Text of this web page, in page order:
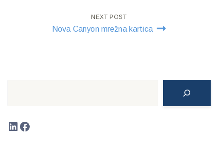
navigationNEXT POST
Nova Canyon mrežna kartica
LinkedIn
Facebook